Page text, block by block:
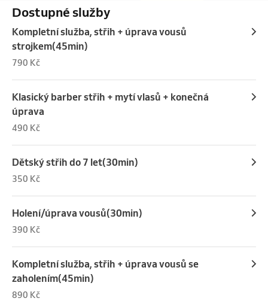
Dostupné služby
Kompletní služba, střih + úprava vousů
strojkem(45min)
790 Kč
Klasický barber střih + mytí vlasů + konečná
úprava
490 Kč
Dětský střih do 7 let(30min)
350 Kč
Holení/úprava vousů(30min)
390 Kč
Kompletní služba, střih + úprava vousů se
zaholením(45min)
890 Kč